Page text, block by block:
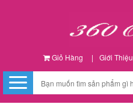
Giỏ Hàng | Giới Thiệu